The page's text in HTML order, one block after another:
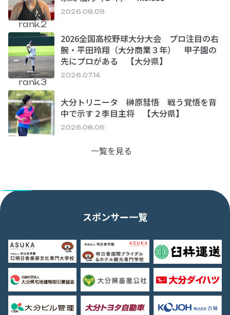
2026.08.09
rank.2
2026全国高校野球大分大会 プロ注目の右
腕・平田玲翔（大分商業３年） 甲子園の
先にプロがある 【大分県】
2026.07.14
rank.3
大分トリニータ 榊原彗悟 戦う覚悟を背
中で示す２季目主将 【大分県】
2026.08.06
一覧を見る
スポンサー一覧